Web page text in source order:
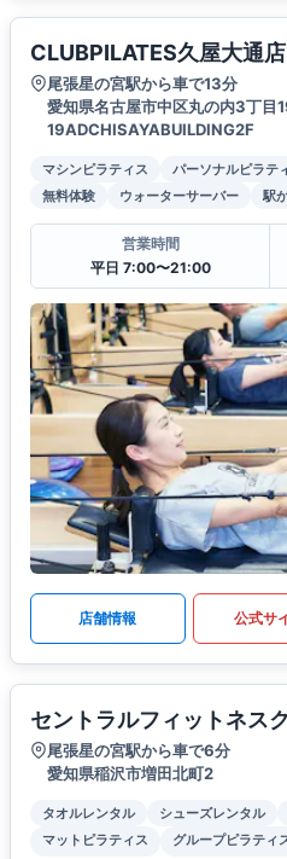
CLUBPILATES久屋大通店
尾張星の宮駅から車で13分
愛知県名古屋市中区丸の内3丁目
19ADCHISAYABUILDING2F
マシンピラティス パーソナルピラテ
無料体験
ウォーターサーバー 駅
営業時間
平日 7:00〜21:00
店舗情報 公式サ
セントラルフィットネス
尾張星の宮駅から車で6分
愛知県稲沢市増田北町2
タオルレンタル シューズレンタル
マットピラティス
グループピラティ